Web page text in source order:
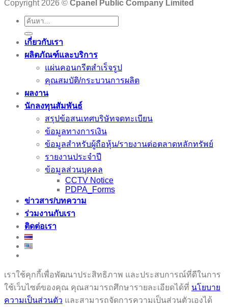
Copyright 2026 © Cpanel Public Company Limited
เกี่ยวกับเรา
ผลิตภัณฑ์และบริการ
แผ่นคอนกรีตสำเร็จรูป
คุณสมบัติ/กระบวนการผลิต
ผลงาน
นักลงทุนสัมพันธ์
สรุปข้อสนเทศบริษัทจดทะเบียน
ข้อมูลทางการเงิน
ข้อมูลสำหรับผู้ถือหุ้น/รายงานต่อตลาดหลักทรัพย์
รายงานประจำปี
ข้อมูลส่วนบุคคล
CCTV Notice
PDPA_Forms
ข่าวสาร/บทความ
ร่วมงานกับเรา
ติดต่อเรา
เราใช้คุกกี้เพื่อพัฒนาประสิทธิภาพ และประสบการณ์ที่ดีในการ
ใช้เว็บไซต์ของคุณ คุณสามารถศึกษารายละเอียดได้ที่ นโยบาย
ความเป็นส่วนตัว และสามารถจัดการความเป็นส่วนตัวเองได้